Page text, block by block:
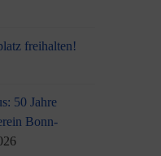
freihalten!
50 Jahre
Bonn-